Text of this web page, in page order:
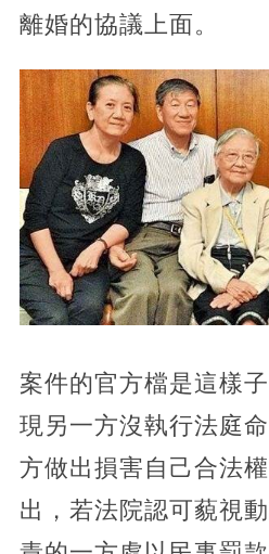
離婚的協議上面。
案件的官方檔是這樣
現另一方沒執行法庭
方做出損害自己合法
出，若法院認可藐視